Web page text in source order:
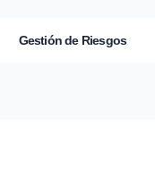
Gestión de Riesgos